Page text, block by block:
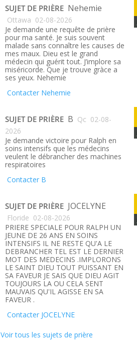
SUJET DE PRIÈRE Nehemie
Ottawa 02-08-2026
Je demande une requête de prière
pour ma santé. Je suis souvent
malade sans connaître les causes de
mes maux. Dieu est le grand
médecin qui guérit tout. J’implore sa
miséricorde. Que je trouve gràce a
ses yeux. Nehemie
Contacter Nehemie
SUJET DE PRIÈRE B Qc 02-08-
2026
Je demande victoire pour Ralph en
soins intensifs que les médecins
veulent le débrancher des machines
respiratoires
Contacter B
SUJET DE PRIÈRE JOCELYNE
Floride 02-08-2026
PRIERE SPECIALE POUR RALPH UN
JEUNE DE 26 ANS EN SOINS
INTENSIFS IL NE RESTE QU'A LE
DEBRANCHER TEL EST LE DERNIER
MOT DES MEDECINS .IMPLORONS
LE SAINT DIEU TOUT PUISSANT EN
SA FAVEUR JE SAIS QUE DIEU AGIT
TOUJOURS LA OU CELA SENT
MAUVAIS QU'IL AGISSE EN SA
FAVEUR .
Contacter JOCELYNE
Voir tous les sujets de prière